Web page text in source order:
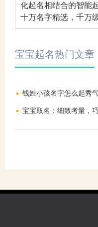
化起名相结合的智能
十万名字精选，千万
宝宝起名热门文章
钱姓小孩名字怎么起秀
宝宝取名：细致考量，